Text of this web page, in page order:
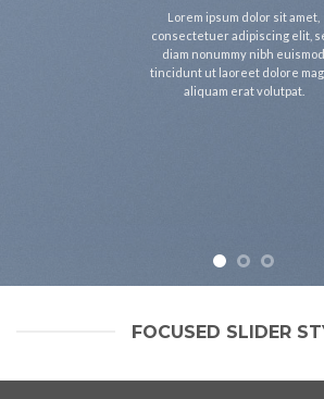
Lorem ipsum dolor sit amet,
consectetuer adipiscing elit,
diam nonummy nibh euismod
tincidunt ut laoreet dolore
aliquam erat volutpat.
FOCUSED SLIDER